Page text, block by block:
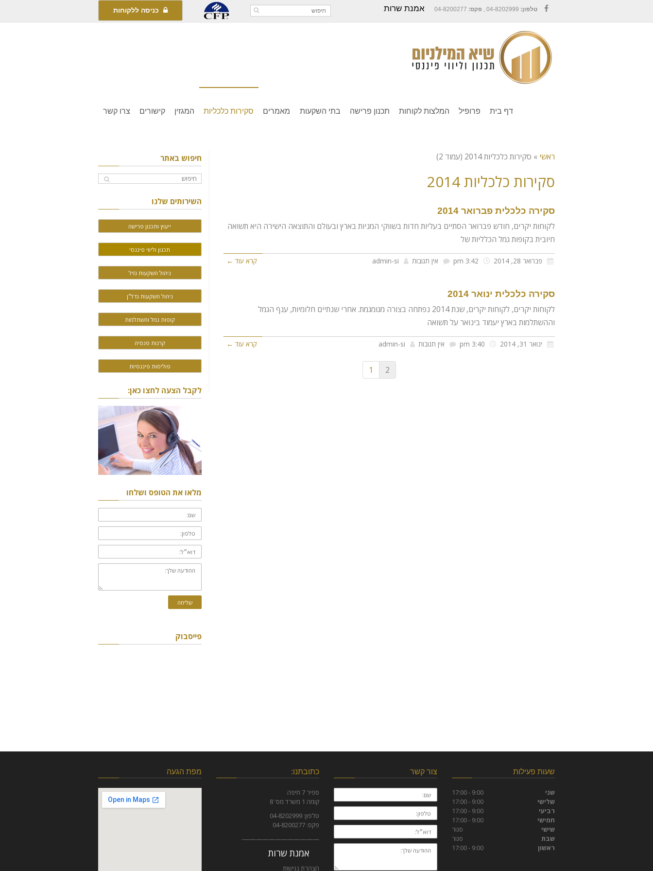
טלפון: פקס: אמנת שרות כניסה ללקוחות
דף בית פרופיל המלצות לקוחות תכנון פרישה בתי השקעות מאמרים סקירות כלכליות המגזין קישורים צרו קשר
ראשי » סקירות כלכליות 2014 (עמוד 2)
סקירות כלכליות 2014
סקירה כלכלית פברואר 2014
לקוחות יקרים, חודש פברואר הסתיים בעליות חדות בשווקי המניות בארץ ובעולם והתוצאה הישירה היא תשואה
חיובית בקופות גמל הכלליות של
פברואר 28, 2014 אין תגובות admin-si קרא עוד ←
סקירה כלכלית ינואר 2014
לקוחות יקרים, לקוחות יקרים, שנת 2014 נפתחה בצורה מגומגמת. אחרי שנתיים חלומיות, ענף הגמל
וההשתלמות בארץ יעמוד בינואר על תשואה
ינואר 31, 2014 אין תגובות admin-si קרא עוד ←
1 2
חיפוש באתר
השירותים שלנו
ייעוץ ותכנון פרישה
תכנון וליווי פיננסי
ניהול השקעות נזיל
ניהול השקעות נדל"ן
קופות גמל והשתלמות
קרנות פנסיה
פוליסות פיננסיות
לקבל הצעה לחצו כאן:
מלאו את הטופס ושלחו
שם:
טלפון:
דוא״ל:
ההודעה
שלך:
שליחה
פייסבוק
שעות פעילות
שני
9:00 - 17:00
שלישי
9:00 - 17:00
רביעי
9:00 - 17:00
חמישי
9:00 - 17:00
שישי
סגור
שבת
סגור
ראשון
9:00 - 17:00
צור קשר
שם:
טלפון:
דוא״ל:
ההודעה
שלך:
כתובתנו:
ספיר 7 חיפה
קומה 1 משרד מס' 8
טלפון: 04-8202999
פקס: 04-8200277
————————————-
אמנת שרות
הצהרת נגישות
מפת הגעה